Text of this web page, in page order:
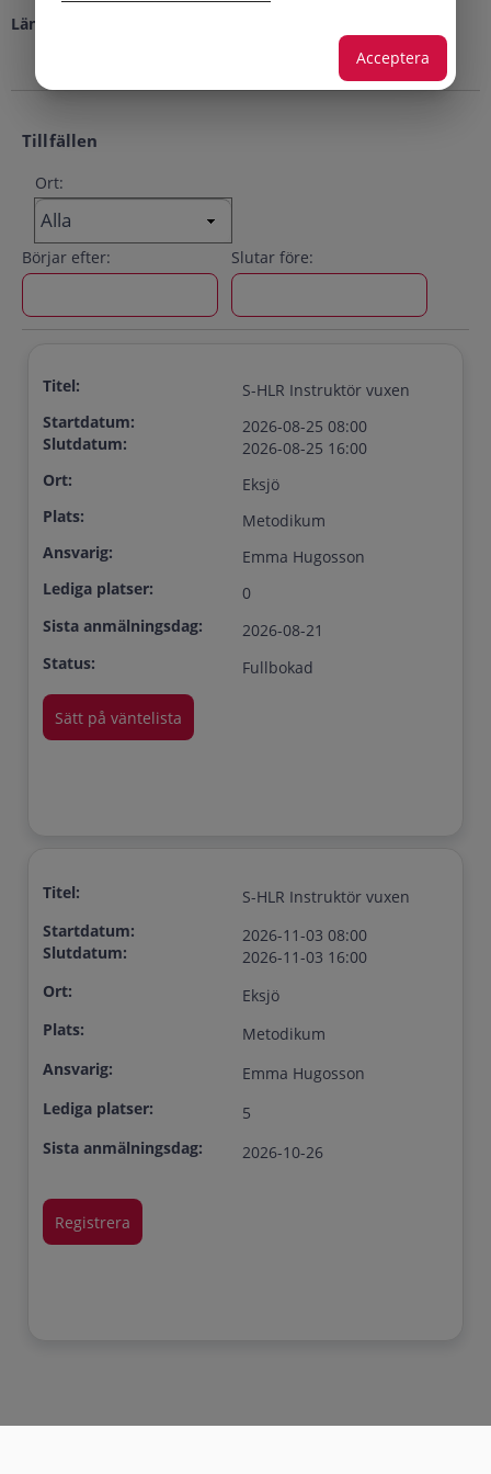
Längd:
Tillfällen
Ort:
Börjar efter: Slutar före:
Titel:
S-HLR Instruktör vuxen
Startdatum:
Slutdatum:
2026-08-25 08:00
2026-08-25 16:00
Ort:
Eksjö
Plats:
Metodikum
Ansvarig:
Emma Hugosson
Lediga platser:
0
Sista anmälningsdag:
2026-08-21
Status:
Fullbokad
Titel:
S-HLR Instruktör vuxen
Startdatum:
Slutdatum:
2026-11-03 08:00
2026-11-03 16:00
Ort:
Eksjö
Plats:
Metodikum
Ansvarig:
Emma Hugosson
Lediga platser:
5
Sista anmälningsdag:
2026-10-26
Acceptera